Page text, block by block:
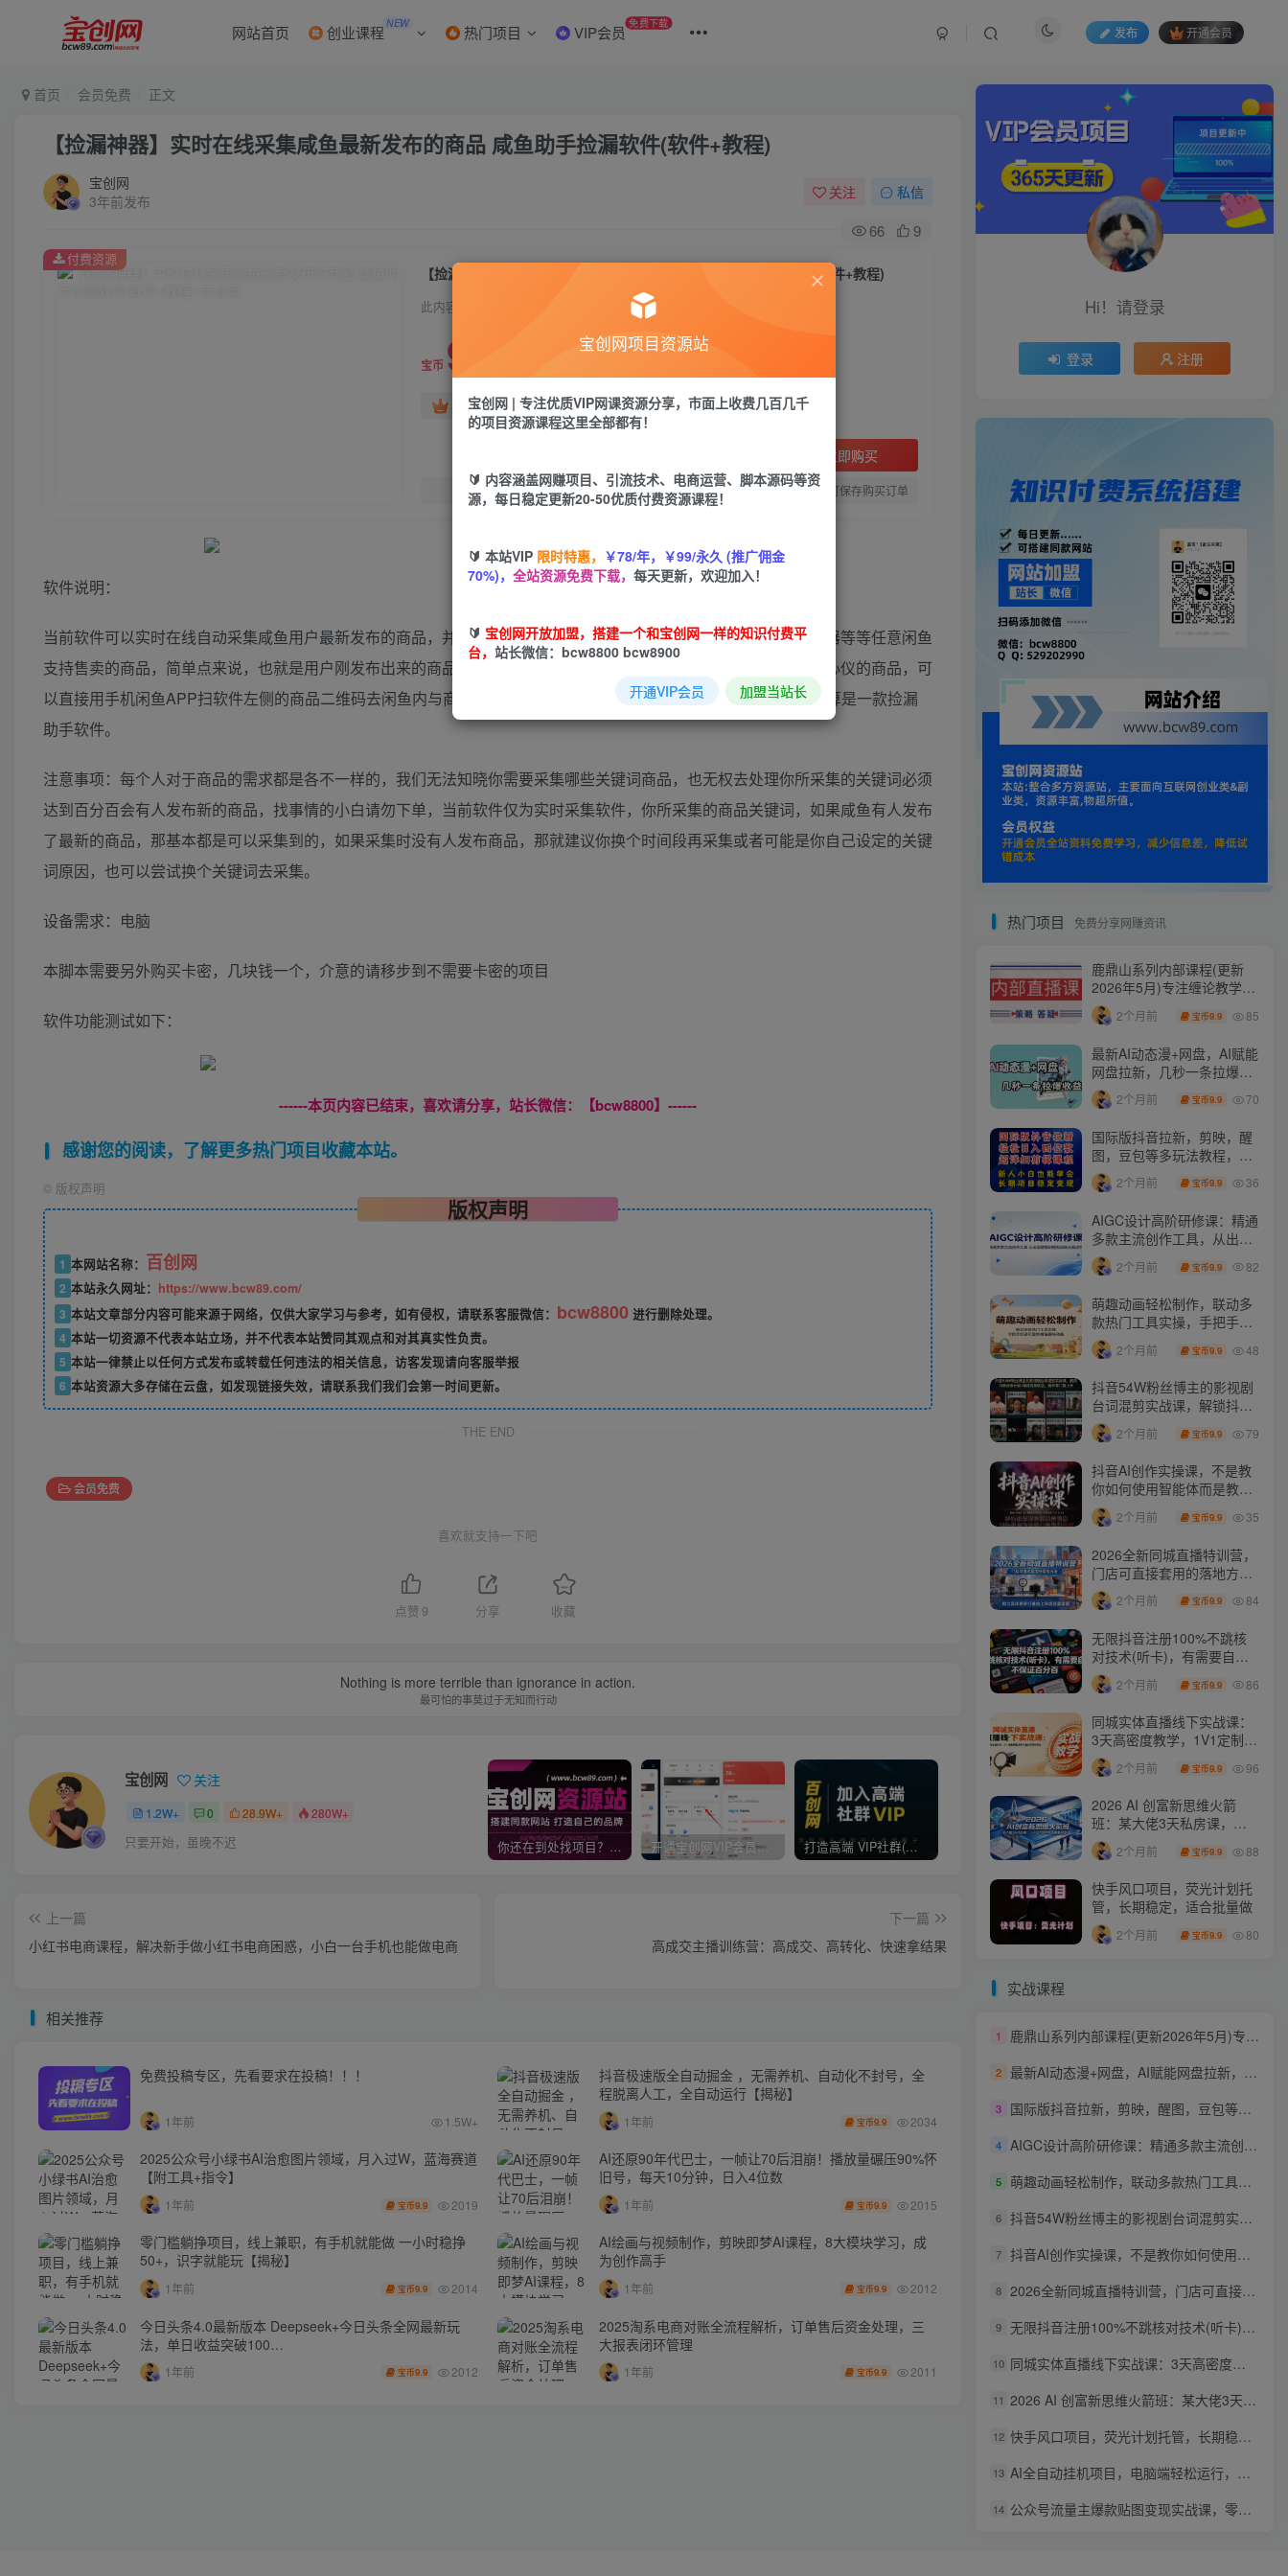
网站首页 创业课程 NEW 热门项目 VIP会员 免费下载
发布 开通会员
首页 会员免费 正文
【捡漏神器】实时在线采集咸鱼最新发布的商品 咸鱼助手捡漏软件(软件+教程)
宝创网
3年前发布
关注 私信
66 9
【捡漏神器】实时在线采集咸鱼最新发布的商品 咸鱼助手捡漏软件(软件+教程)
此内容为付费资源，请付费后查看
宝币 9.9
年卡会员免费 永久会员免费
立即购买
您当前未登录！建议登陆后购买，可保存购买订单
付费资源
软件说明：
当前软件可以实时在线自动采集咸鱼用户最新发布的商品，并且支持自定义设置采集关键词，比如可以采集手机，电器等等任意闲鱼
支持售卖的商品，简单点来说，也就是用户刚发布出来的商品，软件就能直接采集出来了，如果采集出来刚好有自己心仪的商品，可
以直接用手机闲鱼APP扫软件左侧的商品二维码去闲鱼内与商家去了解商品详细信息了，第一时间就可以获取到，也算是一款捡漏
助手软件。
注意事项：每个人对于商品的需求都是各不一样的，我们无法知晓你需要采集哪些关键词商品，也无权去处理你所采集的关键词必须
达到百分百会有人发布新的商品，找事情的小白请勿下单，当前软件仅为实时采集软件，你所采集的商品关键词，如果咸鱼有人发布
了最新的商品，那基本都是可以采集到的，如果采集时没有人发布商品，那就建议你换个时间段再采集或者可能是你自己设定的关键
词原因，也可以尝试换个关键词去采集。
设备需求：电脑
本脚本需要另外购买卡密，几块钱一个，介意的请移步到不需要卡密的项目
软件功能测试如下：
------本页内容已结束，喜欢请分享，站长微信：【bcw8800】------
感谢您的阅读，了解更多热门项目收藏本站。
© 版权声明
版权声明
1 本网站名称： 百创网
2 本站永久网址： https://www.bcw89.com/
3 本站文章部分内容可能来源于网络，仅供大家学习与参考，如有侵权，请联系客服微信： bcw8800 进行删除处理。
4 本站一切资源不代表本站立场，并不代表本站赞同其观点和对其真实性负责。
5 本站一律禁止以任何方式发布或转载任何违法的相关信息，访客发现请向客服举报
6 本站资源大多存储在云盘，如发现链接失效，请联系我们我们会第一时间更新。
THE END
会员免费
喜欢就支持一下吧
点赞 9 分享 收藏
Nothing is more terrible than ignorance in action.
最可怕的事莫过于无知而行动
宝创网 关注
1.2W+ 0 28.9W+ 280W+
只要开始，虽晚不迟 你还在到处找项目？还在当韭菜？我靠卖项目一个月收入5万+，曾经我也是个失败者。 开通宝创网VIP会员，尊享全站资源免费下载，享70%的推广提成！！【限时五折优惠】 打造高端 VIP社群(社群仅对网站用户开放) 最新无水印课程资源 长期更新 免费投稿专区，先看要求在投稿！！！
上一篇
小红书电商课程，解决新手做小红书电商困惑，小白一台手机也能做电商
下一篇
高成交主播训练营：高成交、高转化、快速拿结果
相关推荐
免费投稿专区，先看要求在投稿！！！
1年前 1.5W+
抖音极速版全自动掘金 ，无需养机、自动化不封号，全
程脱离人工，全自动运行【揭秘】
1年前 宝币9.9 2034
2025公众号小绿书AI治愈图片领域，月入过W，蓝海赛道
【附工具+指令】
1年前 宝币9.9 2019
AI还原90年代巴士，一帧让70后泪崩！播放量碾压90%怀
旧号，每天10分钟，日入4位数
1年前 宝币9.9 2015
零门槛躺挣项目，线上兼职，有手机就能做 一小时稳挣
50+，识字就能玩【揭秘】
1年前 宝币9.9 2014
AI绘画与视频制作，剪映即梦AI课程，8大模块学习，成
为创作高手
1年前 宝币9.9 2012
今日头条4.0最新版本 Deepseek+今日头条全网最新玩
法，单日收益突破100…
1年前 宝币9.9 2012
2025淘系电商对账全流程解析，订单售后资金处理，三
大报表闭环管理
1年前 宝币9.9 2011
Hi！请登录
登录 注册
热门项目 免费分享网赚资讯
鹿鼎山系列内部课程(更新
2026年5月)专注缠论教学，
行情分析、学习答疑、机会
提示、实操讲解
2个月前 宝币9.9 85
最新AI动态漫+网盘，AI赋能
网盘拉新，几秒一条拉爆收
益
2个月前 宝币9.9 70
国际版抖音拉新，剪映，醒
图，豆包等多玩法教程，长
期可做的项目，轻松日入四
位数，深度揭秘玩法，干就
2个月前 宝币9.9 36
AIGC设计高阶研修课：精通
多款主流创作工具，从出图
建模到模型训练全面进阶
2个月前 宝币9.9 82
萌趣动画轻松制作，联动多
款热门工具实操，手把手打
造可爱胖橘猫趣味动画
2个月前 宝币9.9 48
抖音54W粉丝博主的影视剧
台词混剪实战课，解锁抖音
伙伴计划+精选独家收益，
新手零门槛上手
2个月前 宝币9.9 79
抖音AI创作实操课，不是教
你如何使用智能体而是教你
如何利用智能体变现(更新5
月) 2个月前 宝币9.9 35
2026全新同城直播特训营，
门店可直接套用的落地方
法，助力实体商家打通线上
同城流量渠道
2个月前 宝币9.9 84
无限抖音注册100%不跳核
对技术(听卡)，有需要自
测，不保证百分百
2个月前 宝币9.9 86
同城实体直播线下实战课：
3天高密度教学，1V1定制货
盘话术快速实现同城爆店
2个月前 宝币9.9 96
2026 AI 创富新思维火箭
班：某大佬3天私房课，一
人公司实体获客商机洞察
2个月前 宝币9.9 88
快手风口项目，荧光计划托
管，长期稳定，适合批量做
2个月前 宝币9.9 80
实战课程
1 鹿鼎山系列内部课程(更新2026年5月)专注缠论教学，行情分析、学习答疑、机会提示、实操讲解
2 最新AI动态漫+网盘，AI赋能网盘拉新，几秒一条拉爆收益
3 国际版抖音拉新，剪映，醒图，豆包等多玩法教程，长期可做的项目，轻松日入四位数，深度揭秘玩法，干就完了
4 AIGC设计高阶研修课：精通多款主流创作工具，从出图建模到模型训练全面进阶
5 萌趣动画轻松制作，联动多款热门工具实操，手把手打造可爱胖橘猫趣味动画
6 抖音54W粉丝博主的影视剧台词混剪实战课，解锁抖音伙伴计划+精选独家收益，新手零门槛上手
7 抖音AI创作实操课，不是教你如何使用智能体而是教你如何利用智能体变现(更新5月)
8 2026全新同城直播特训营，门店可直接套用的落地方法，助力实体商家打通线上同城流量渠道
9 无限抖音注册100%不跳核对技术(听卡)，有需要自测，不保证百分百
10 同城实体直播线下实战课：3天高密度教学，1V1定制货盘话术快速实现同城爆店
11 2026 AI 创富新思维火箭班：某大佬3天私房课，一人公司实体获客商机洞察
12 快手风口项目，荧光计划托管，长期稳定，适合批量做
13 AI全自动挂机项目，电脑端轻松运行，稳定日入500+，零门槛上手
14 公众号流量主爆款贴图变现实战课，零基础AI一键出图，轻松日入100+稳定收益
宝创网项目资源站
宝创网 | 专注优质VIP网课资源分享，市面上收费几百几千
的项目资源课程这里全部都有！
🔰 内容涵盖网赚项目、引流技术、电商运营、脚本源码等资
源，每日稳定更新20-50优质付费资源课程！
🔰 本站VIP 限时特惠， ￥78/年，￥99/永久 (推广佣金
70%)， 全站资源免费下载， 每天更新，欢迎加入！
🔰 宝创网开放加盟，搭建一个和宝创网一样的知识付费平
台， 站长微信：bcw8800 bcw8900
开通VIP会员 加盟当站长